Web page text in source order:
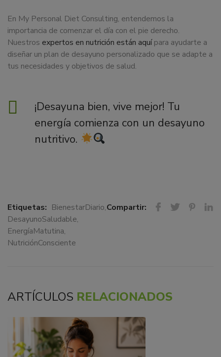
En My Personal Diet Consulting, entendemos la
importancia de comenzar el día con el pie derecho.
Nuestros expertos en nutrición están aquípara ayudarte a
diseñar un plan de desayuno personalizado que se adapte a
tus necesidades y objetivos de salud.
¡Desayuna bien, vive mejor! Tu
energía comienza con un desayuno
nutritivo.
Etiquetas: BienestarDiario,
DesayunoSaludable,
EnergíaMatutina,
NutriciónConsciente
Compartir:
ARTÍCULOS RELACIONADOS